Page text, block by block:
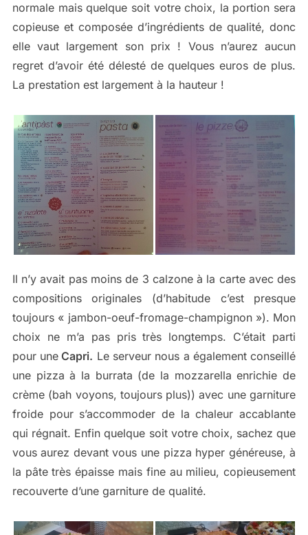
normale mais quelque soit votre choix, la portion sera
copieuse et composée d’ingrédients de qualité, donc
elle vaut largement son prix ! Vous n’aurez aucun
regret d’avoir été délesté de quelques euros de plus.
La prestation est largement à la hauteur !
Il n’y avait pas moins de 3 calzone à la carte avec des
compositions originales (d’habitude c’est presque
toujours « jambon-oeuf-fromage-champignon »). Mon
choix ne m’a pas pris très longtemps. C’était parti
pour une Capri. Le serveur nous a également conseillé
une pizza à la burrata (de la mozzarella enrichie de
crème (bah voyons, toujours plus)) avec une garniture
froide pour s’accommoder de la chaleur accablante
qui régnait. Enfin quelque soit votre choix, sachez que
vous aurez devant vous une pizza hyper généreuse, à
la pâte très épaisse mais fine au milieu, copieusement
recouverte d’une garniture de qualité.